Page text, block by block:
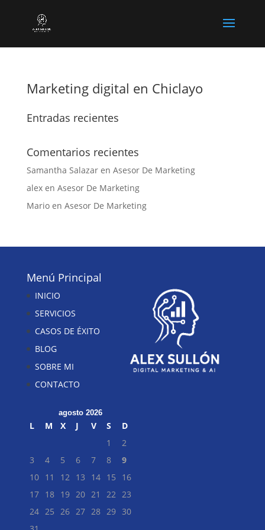
Marketing digital en Chiclayo
Entradas recientes
Comentarios recientes
Samantha Salazaren Asesor De Marketing
alexen Asesor De Marketing
Marioen Asesor De Marketing
Menú Principal
INICIO
SERVICIOS
CASOS DE ÉXITO
BLOG
SOBRE MI
CONTACTO
agosto 2026
L M X J V S
D
1
2
3
4 5 6 7 8
9
10 11 12 13 14 15
16
17 18 19 20 21 22 23
24 25 26 27 28 29 30